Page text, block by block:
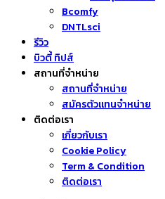
Bcomfy
DNTLsci
รีวิว
บิวตี้ ทิปส์
สถานที่จำหน่าย
สถานที่จำหน่าย
สมัครตัวแทนจำหน่าย
ติดต่อเรา
เกี่ยวกับเรา
Cookie Policy
Term & Condition
ติดต่อเรา